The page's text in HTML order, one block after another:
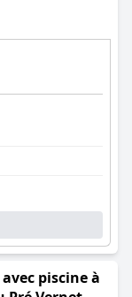
piscine à